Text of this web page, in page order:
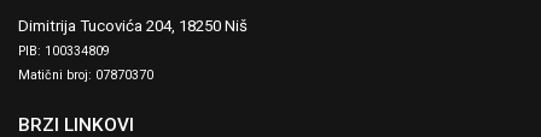
Dimitrija Tucovića 204, 18250 Niš
PIB: 100334809
Matični broj: 07870370
BRZI LINKOVI